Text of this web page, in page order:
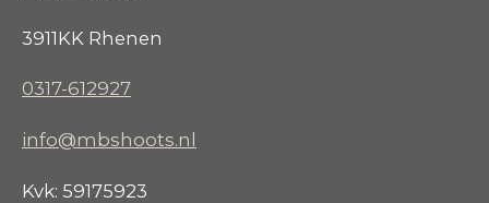
3911KK Rhenen
0317-612927
info@mbshoots.nl
Kvk: 59175923